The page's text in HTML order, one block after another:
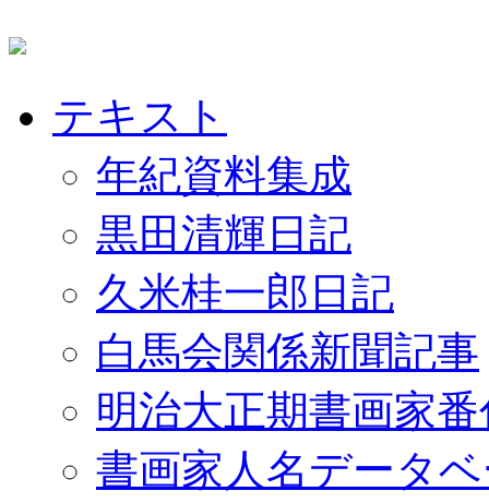
テキスト
年紀資料集成
黒田清輝日記
久米桂一郎日記
白馬会関係新聞記事
明治大正期書画家
書画家人名データ